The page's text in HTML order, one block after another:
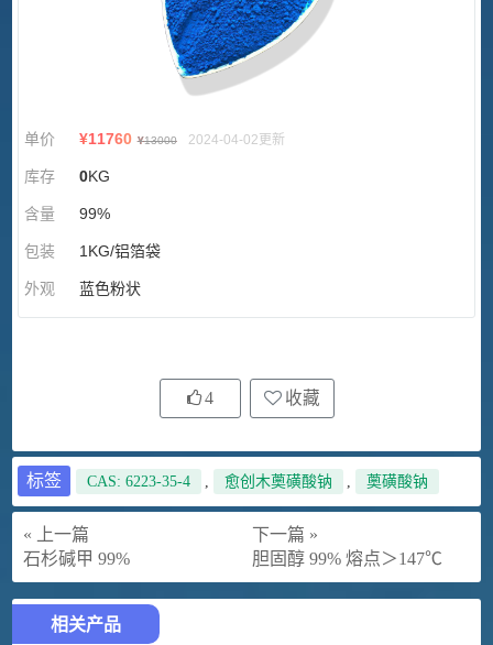
单价 ¥11760 ¥13000 2024-04-02更新
库存 0KG
含量 99%
包装 1KG/铝箔袋
外观 蓝色粉状
4 收藏
标签 CAS: 6223-35-4 , 愈创木薁磺酸钠 , 薁磺酸钠
« 上一篇
石杉碱甲 99%
下一篇 »
胆固醇 99% 熔点＞147℃
相关产品